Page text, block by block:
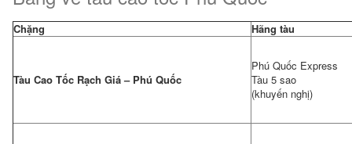
Đơn
Hàng
Tiền
Chặng Hãng tàu
Tàu Cao Tốc Rạch Giá – Phú Quốc
Phú Quốc Express
Tàu 5 sao
(khuyến nghị)